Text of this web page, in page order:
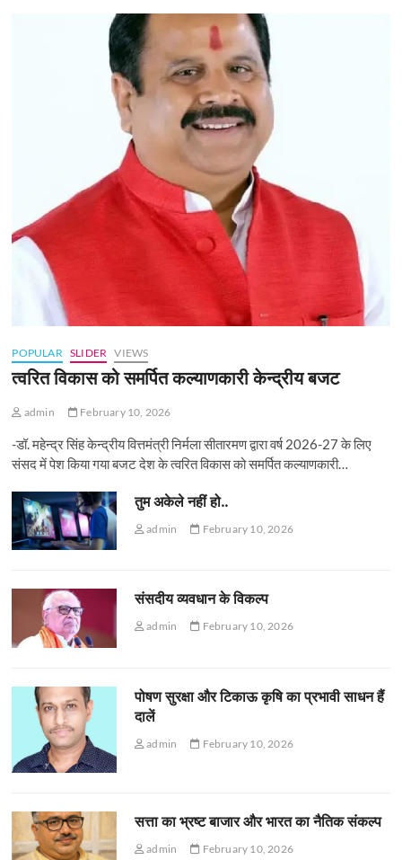
POPULAR SLIDER VIEWS
त्वरित विकास को समर्पित कल्याणकारी केन्‍द्रीय बजट
admin February 10, 2026
-डॉ. महेन्द्र सिंह केन्द्रीय वित्तमंत्री निर्मला सीतारमण द्वारा वर्ष 2026-27 के लिए
संसद में पेश किया गया बजट देश के त्वरित विकास को समर्पित कल्याणकारी…
तुम अकेले नहीं हो..
admin February 10, 2026
संसदीय व्यवधान के विकल्प
admin February 10, 2026
पोषण सुरक्षा और टिकाऊ कृषि का प्रभावी साधन हैं
दालें
admin February 10, 2026
सत्ता का भ्रष्ट बाजार और भारत का नैतिक संकल्प
admin February 10, 2026